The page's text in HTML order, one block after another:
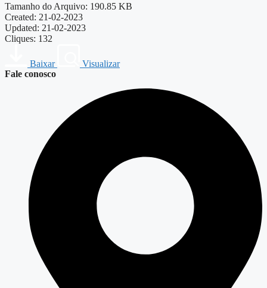
Tamanho do Arquivo: 190.85 KB
Created: 21-02-2023
Updated: 21-02-2023
Cliques: 132
Baixar
Visualizar
Fale conosco